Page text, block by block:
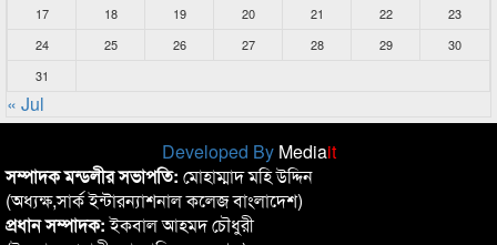
17
18 19 20 21 22
23
24
25 26 27 28 29
30
31
« Jul
Developed By Mediait
সম্পাদক মন্ডলীর সভাপতি: মোহাম্মাদ মহি উদ্দিন
(অধ্যক্ষ,সার্ক ইন্টারন্যাশনাল কলেজ বাংলাদেশ)
প্রধান সম্পাদক:ইকবাল আহমদ চৌধুরী